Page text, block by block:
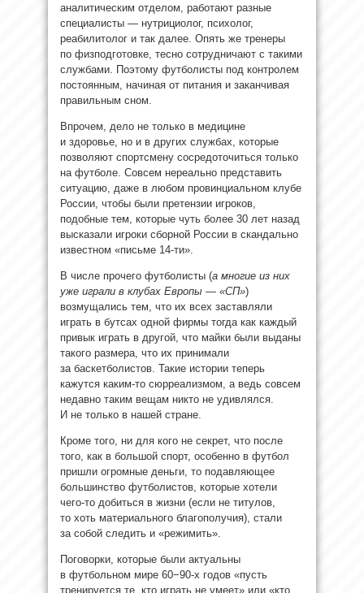
аналитическим отделом, работают разные
специалисты — нутрициолог, психолог,
реабилитолог и так далее. Опять же тренеры
по физподготовке, тесно сотрудничают с такими
службами. Поэтому футболисты под контролем
постоянным, начиная от питания и заканчивая
правильным сном.
Впрочем, дело не только в медицине
и здоровье, но и в других службах, которые
позволяют спортсмену сосредоточиться только
на футболе. Совсем нереально представить
ситуацию, даже в любом провинциальном клубе
России, чтобы были претензии игроков,
подобные тем, которые чуть более 30 лет назад
высказали игроки сборной России в скандально
известном «письме 14-ти».
В числе прочего футболисты (а многие из них
уже играли в клубах Европы — «СП»)
возмущались тем, что их всех заставляли
играть в бутсах одной фирмы тогда как каждый
привык играть в другой, что майки были выданы
такого размера, что их принимали
за баскетболистов. Такие истории теперь
кажутся каким-то сюрреализмом, а ведь совсем
недавно таким вещам никто не удивлялся.
И не только в нашей стране.
Кроме того, ни для кого не секрет, что после
того, как в большой спорт, особенно в футбол
пришли огромные деньги, то подавляющее
большинство футболистов, которые хотели
чего-то добиться в жизни (если не титулов,
то хоть материального благополучия), стали
за собой следить и «режимить».
Поговорки, которые были актуальны
в футбольном мире 60−90-х годов «пусть
тренируется те, кто играть не умеет» или «кто